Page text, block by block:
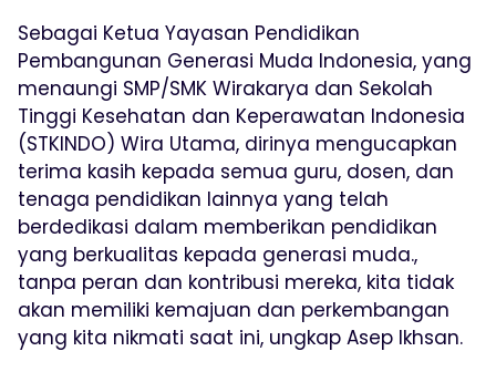
Sebagai Ketua Yayasan Pendidikan
Pembangunan Generasi Muda Indonesia, yang
menaungi SMP/SMK Wirakarya dan Sekolah
Tinggi Kesehatan dan Keperawatan Indonesia
(STKINDO) Wira Utama, dirinya mengucapkan
terima kasih kepada semua guru, dosen, dan
tenaga pendidikan lainnya yang telah
berdedikasi dalam memberikan pendidikan
yang berkualitas kepada generasi muda.,
tanpa peran dan kontribusi mereka, kita tidak
akan memiliki kemajuan dan perkembangan
yang kita nikmati saat ini, ungkap Asep Ikhsan.